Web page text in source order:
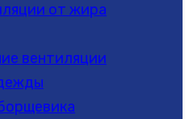
от жира
вентиляции